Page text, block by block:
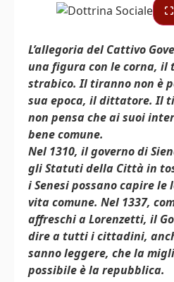
L’allegoria del Cattivo
una figura con le corna, il
strabico. Il tiranno non è
sua epoca, il dittatore. Il
non pensa che ai suoi
bene comune.
Nel 1310, il governo di
gli Statuti della Città in
i Senesi possano capire
vita comune. Nel 1337,
affreschi a Lorenzetti, il
dire a tutti i cittadini,
sanno leggere, che la
possibile è la repubblica.